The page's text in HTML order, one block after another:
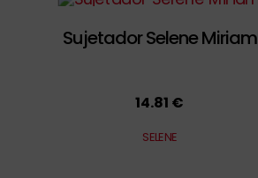
Sujetador Selene Miriam
14.81 €
SELENE